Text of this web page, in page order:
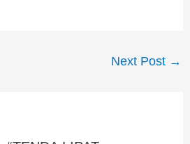
Next Post →